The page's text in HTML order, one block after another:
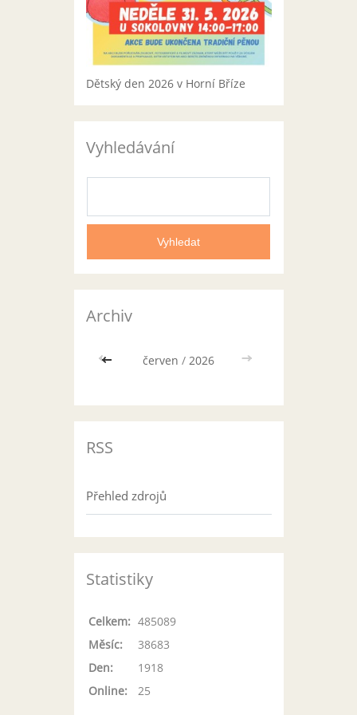
Dětský den 2026 v Horní Bříze
Vyhledávání
Archiv
<< červen / 2026 >>
RSS
Přehled zdrojů
Statistiky
Online: 25
Celkem: 485089
Měsíc:
38683
Den:
1918